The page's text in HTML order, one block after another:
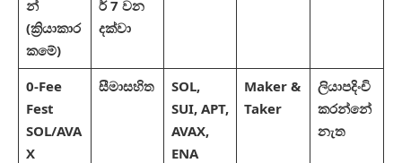
න්
(ක්‍රියාකාර
කමේ)
ර් 7 වන
දක්වා
0-Fee
Fest
SOL/AVA
X
සීමාසහිත
SOL,
SUI, APT,
AVAX,
ENA
Maker &
Taker
ලියාපදිංචි
කරන්නේ
නැත